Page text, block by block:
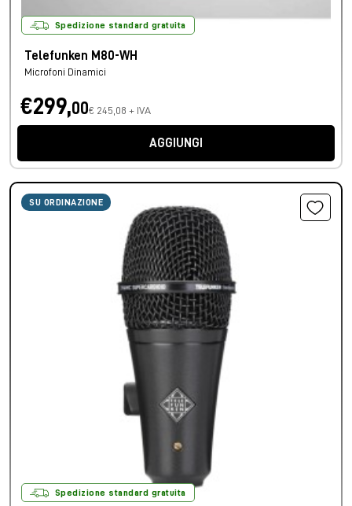
Spedizione standard gratuita
Telefunken M80-WH
Microfoni Dinamici
€299,00€ 245,08 + IVA
AGGIUNGI
SU ORDINAZIONE
Spedizione standard gratuita